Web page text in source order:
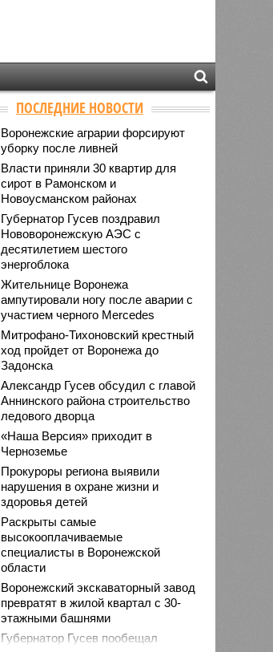
ПОСЛЕДНИЕ НОВОСТИ
Воронежские аграрии форсируют
уборку после ливней
Власти приняли 30 квартир для
сирот в Рамонском и
Новоусманском районах
Губернатор Гусев поздравил
Нововоронежскую АЭС с
десятилетием шестого
энергоблока
Жительнице Воронежа
ампутировали ногу после аварии с
участием черного Mercedes
Митрофано-Тихоновский крестный
ход пройдет от Воронежа до
Задонска
Александр Гусев обсудил с главой
Аннинского района строительство
ледового дворца
«Наша Версия» приходит в
Черноземье
Прокуроры региона выявили
нарушения в охране жизни и
здоровья детей
Раскрыты самые
высокооплачиваемые
специалисты в Воронежской
области
Воронежский экскаваторный завод
превратят в жилой квартал с 30-
этажными башнями
Губернатор Гусев пообещал